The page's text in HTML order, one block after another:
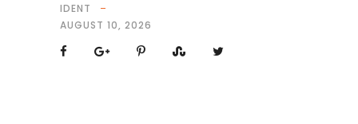
IDENT
AUGUST 10, 2026